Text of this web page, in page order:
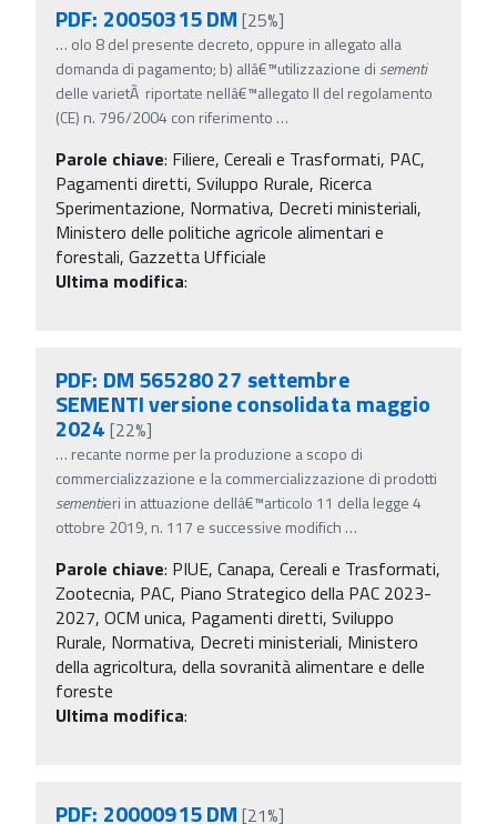
PDF: 20050315 DM [25%]
… olo 8 del presente decreto, oppure in allegato alla
domanda di pagamento; b) allâ€™utilizzazione di sementi
delle varietÃ riportate nellâ€™allegato II del regolamento
(CE) n. 796/2004 con riferimento …
Parole chiave: Filiere, Cereali e Trasformati, PAC,
Pagamenti diretti, Sviluppo Rurale, Ricerca
Sperimentazione, Normativa, Decreti ministeriali,
Ministero delle politiche agricole alimentari e
forestali, Gazzetta Ufficiale
Ultima modifica:
PDF: DM 565280 27 settembre
SEMENTI versione consolidata maggio
2024 [22%]
… recante norme per la produzione a scopo di
commercializzazione e la commercializzazione di prodotti
sementieri in attuazione dellâ€™articolo 11 della legge 4
ottobre 2019, n. 117 e successive modifich …
Parole chiave: PIUE, Canapa, Cereali e Trasformati,
Zootecnia, PAC, Piano Strategico della PAC 2023-
2027, OCM unica, Pagamenti diretti, Sviluppo
Rurale, Normativa, Decreti ministeriali, Ministero
della agricoltura, della sovranità alimentare e delle
foreste
Ultima modifica:
PDF: 20000915 DM [21%]